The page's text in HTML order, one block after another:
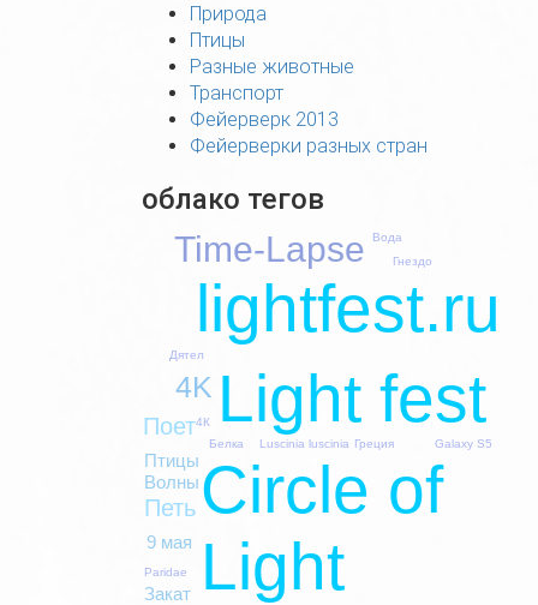
Природа
Птицы
Разные животные
Транспорт
Фейерверк 2013
Фейерверки разных стран
облако тегов
Circle of
Light
Light fest
lightfest.ru
Time-Lapse
4K
Поет
Петь
Птицы
Волны
9 мая
Закат
Luscinia luscinia
Гнездо
Дятел
Galaxy S5
4К
Вода
Греция
Paridae
Белка